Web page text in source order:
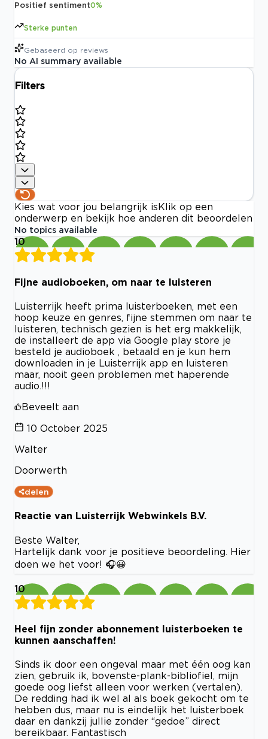
Positief sentiment0%
Sterke punten
Gebaseerd op reviews
No AI summary available
Filters
Kies wat voor jou belangrijk is Klik op een
onderwerp en bekijk hoe anderen dit beoordelen
No topics available
10
Fijne audioboeken, om naar te luisteren
Luisterrijk heeft prima luisterboeken, met een
hoop keuze en genres, fijne stemmen om naar te
luisteren, technisch gezien is het erg makkelijk,
de installeert de app via Google play store je
besteld je audioboek , betaald en je kun hem
downloaden in je Luisterrijk app en luisteren
maar, nooit geen problemen met haperende
audio.!!!
Beveelt aan
10 October 2025
Walter
Doorwerth
delen
Reactie van Luisterrijk Webwinkels B.V.
Beste Walter,
Hartelijk dank voor je positieve beoordeling. Hier
doen we het voor! 🎧😀
10
Heel fijn zonder abonnement luisterboeken te
kunnen aanschaffen!
Sinds ik door een ongeval maar met één oog kan
zien, gebruik ik, bovenste-plank-bibliofiel, mijn
goede oog liefst alleen voor werken (vertalen).
De redding had ik wel al als boek gekocht om te
hebben dus, maar nu is eindelijk het luisterboek
daar en dankzij jullie zonder “gedoe” direct
bereikbaar. Fantastisch